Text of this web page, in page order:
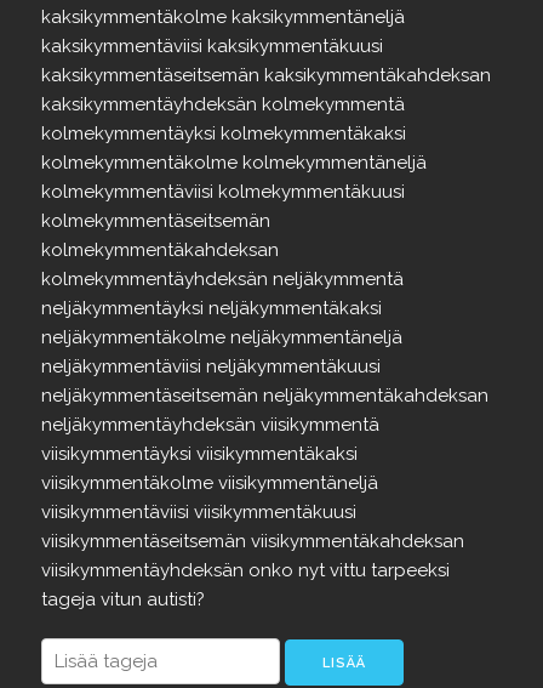
kaksikymmentäkolme kaksikymmentäneljä
kaksikymmentäviisi kaksikymmentäkuusi
kaksikymmentäseitsemän kaksikymmentäkahdeksan
kaksikymmentäyhdeksän kolmekymmentä
kolmekymmentäyksi kolmekymmentäkaksi
kolmekymmentäkolme kolmekymmentäneljä
kolmekymmentäviisi kolmekymmentäkuusi
kolmekymmentäseitsemän
kolmekymmentäkahdeksan
kolmekymmentäyhdeksän neljäkymmentä
neljäkymmentäyksi neljäkymmentäkaksi
neljäkymmentäkolme neljäkymmentäneljä
neljäkymmentäviisi neljäkymmentäkuusi
neljäkymmentäseitsemän neljäkymmentäkahdeksan
neljäkymmentäyhdeksän viisikymmentä
viisikymmentäyksi viisikymmentäkaksi
viisikymmentäkolme viisikymmentäneljä
viisikymmentäviisi viisikymmentäkuusi
viisikymmentäseitsemän viisikymmentäkahdeksan
viisikymmentäyhdeksän onko nytvittu tarpeeksi
tageja vitun autisti?